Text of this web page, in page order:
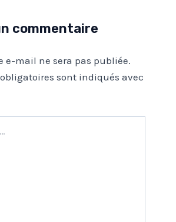
commentaire
e-mail ne sera pas publiée.
sont indiqués avec